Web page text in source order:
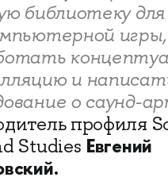
библиотеку
игры,
и
о саунд-
профиля
Studies Евгений